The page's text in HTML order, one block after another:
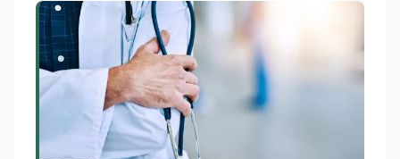
Manager certificato MISE, unisce visione
strategica e competenza tecnologica
con una vocazione per il dialogo
istituzionale e la ricerca applicata.